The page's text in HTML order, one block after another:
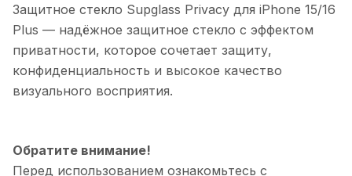
Защитное стекло Supglass Privacy для iPhone 15/16
Plus — надёжное защитное стекло с эффектом
приватности, которое сочетает защиту,
конфиденциальность и высокое качество
визуального восприятия.
Обратите внимание!
Перед использованием ознакомьтесь с